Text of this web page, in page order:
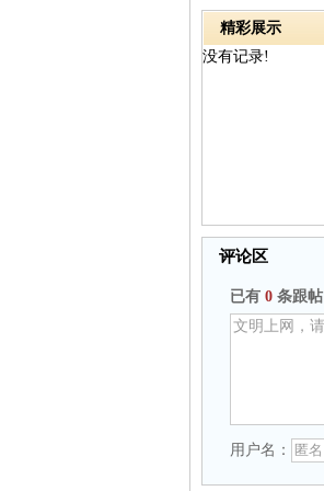
精彩展示
没有记录!
评论区
已有 0 条跟帖
用户名：